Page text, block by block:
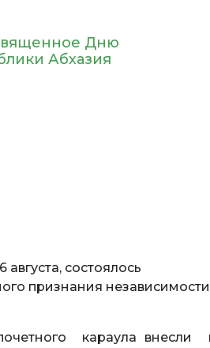
Дню
Абхазия
августа, состоялось
признания независимости
караула внесли